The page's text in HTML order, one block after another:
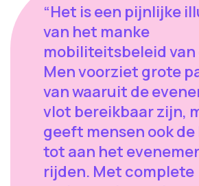
“Het is een pijnlijke
van het manke
mobiliteitsbeleid van
Men voorziet grote
van waaruit de
vlot bereikbaar zijn,
geeft mensen ook de
tot aan het
rijden. Met complete